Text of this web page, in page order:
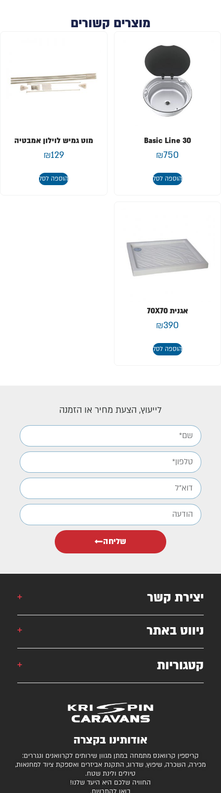
מוצרים קשורים
Basic Line 30
₪750
הוספה לסל
מוט גמיש לוילון אמבטיה
₪129
הוספה לסל
אגנית 70X70
₪390
הוספה לסל
לייעוץ, הצעת מחיר או הזמנה
שליחה
יצירת קשר
אורן: 052-6868777
krispincaravans@gmail.com
עצמונה 16, אזה"ת מישור אדומים
ניווט באתר
קרוואן
השירותים שלנו
חניונים מומלצים
יצירת קשר
קטגוריות
ציוד ואביזרים נלווים
אודותינו בקצרה
קריספין קרוואנס מתמחה במתן מגוון שירותים לקרוואנים ונגררים:
מכירה, השכרה, שיפוץ, שדרוג, התקנת אביזרים ואספקת ציוד למחנאות,
טיולים ולינת שטח.
החוויה שלכם היא היעד שלנו!